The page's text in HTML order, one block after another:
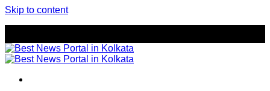
Skip to content